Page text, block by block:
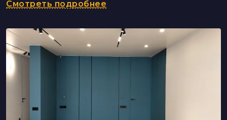
Смотреть подробнее